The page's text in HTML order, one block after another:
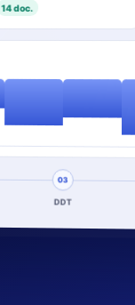
14 doc.
03
DDT